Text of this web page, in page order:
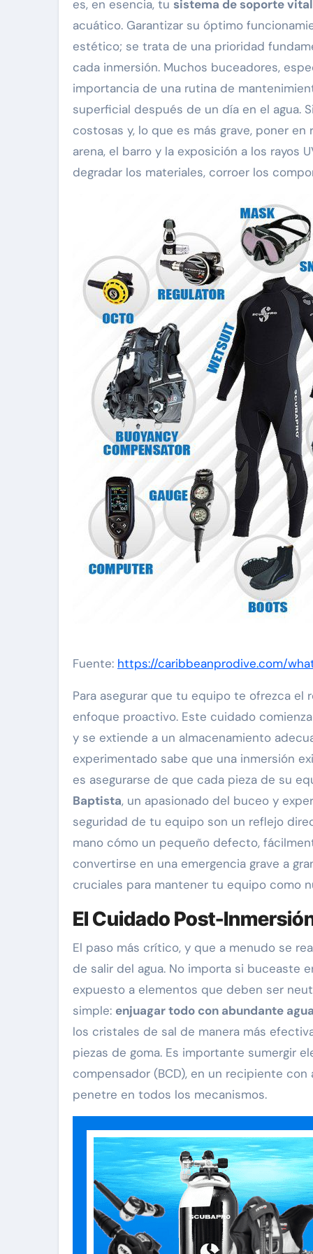
es, en esencia, tu sistema de soporte vital
acuático. Garantizar su óptimo
estético; se trata de una prioridad
cada inmersión. Muchos buceadores,
importancia de una rutina de
superficial después de un día en el agua.
costosas y, lo que es más grave, poner en
arena, el barro y la exposición a los rayos
degradar los materiales, corroer los
Fuente: https://caribbeanprodive.com/
Para asegurar que tu equipo te ofrezca
enfoque proactivo. Este cuidado
y se extiende a un almacenamiento
experimentado sabe que una inmersión
es asegurarse de que cada pieza de su
Baptista, un apasionado del buceo y
seguridad de tu equipo son un reflejo
mano cómo un pequeño defecto,
convertirse en una emergencia grave a
cruciales para mantener tu equipo como
El Cuidado Post-
El paso más crítico, y que a menudo se
de salir del agua. No importa si buceaste
expuesto a elementos que deben ser
simple: enjuagar todo con abundante
los cristales de sal de manera más
piezas de goma. Es importante sumergir
compensador (BCD), en un recipiente
penetre en todos los mecanismos.